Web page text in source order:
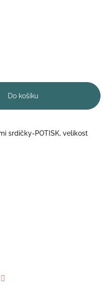
Do košíku
srdíčky-POTISK, velikost